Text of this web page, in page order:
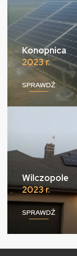
Konopnica
2023 r.
SPRAWDŹ
Wilczopole
2023 r.
SPRAWDŹ